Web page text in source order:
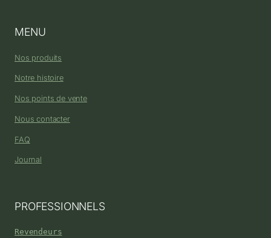
MENU
Nos produits
Notre histoire
Nos points de vente
Nous contacter
FAQ
Journal
PROFESSIONNELS
Revendeurs